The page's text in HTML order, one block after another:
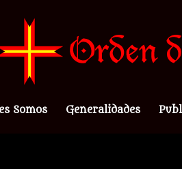
Somos Generalidades